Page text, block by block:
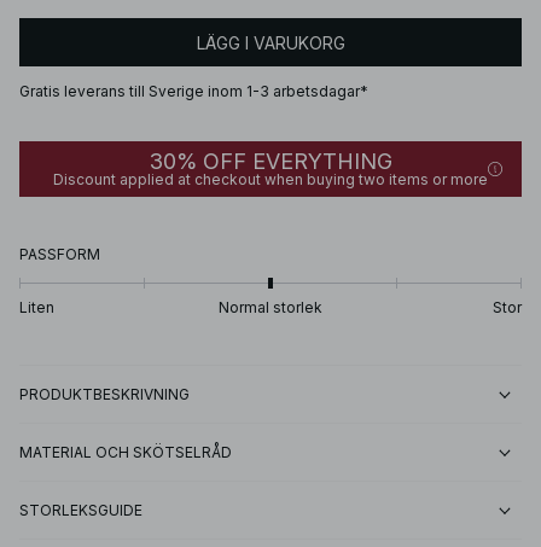
LÄGG I VARUKORG
Gratis leverans till Sverige inom 1-3 arbetsdagar*
30% OFF EVERYTHING
Discount applied at checkout when buying two items or more
PASSFORM
Liten Normal storlek Stor
PRODUKTBESKRIVNING
MATERIAL OCH SKÖTSELRÅD
STORLEKSGUIDE